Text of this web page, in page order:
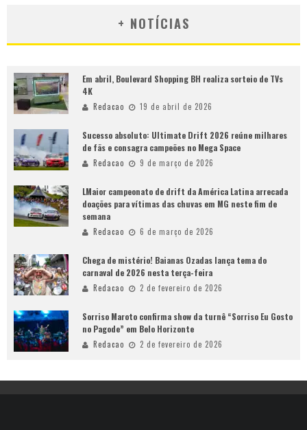
+ NOTÍCIAS
Em abril, Boulevard Shopping BH realiza sorteio de TVs
4K
Redacao 19 de abril de 2026
Sucesso absoluto: Ultimate Drift 2026 reúne milhares
de fãs e consagra campeões no Mega Space
Redacao 9 de março de 2026
LMaior campeonato de drift da América Latina arrecada
doações para vítimas das chuvas em MG neste fim de
semana
Redacao 6 de março de 2026
Chega de mistério! Baianas Ozadas lança tema do
carnaval de 2026 nesta terça-feira
Redacao 2 de fevereiro de 2026
Sorriso Maroto confirma show da turnê “Sorriso Eu Gosto
no Pagode” em Belo Horizonte
Redacao 2 de fevereiro de 2026